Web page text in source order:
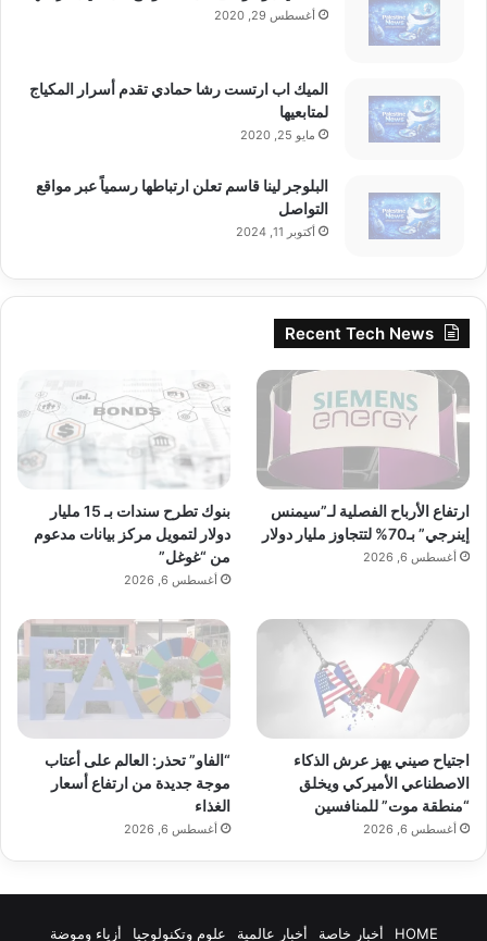
أغسطس 29, 2020
الميك اب ارتست رشا حمادي تقدم أسرار المكياج
لمتابعيها
مايو 25, 2020
البلوجر لينا قاسم تعلن ارتباطها رسمياً عبر مواقع
التواصل
أكتوبر 11, 2024
Recent Tech News
ارتفاع الأرباح الفصلية لـ”سيمنس
إينرجي” بـ70% لتتجاوز مليار دولار
أغسطس 6, 2026
بنوك تطرح سندات بـ 15 مليار
دولار لتمويل مركز بيانات مدعوم
من “غوغل”
أغسطس 6, 2026
اجتياح صيني يهز عرش الذكاء
الاصطناعي الأميركي ويخلق
“منطقة موت” للمنافسين
أغسطس 6, 2026
“الفاو” تحذر: العالم على أعتاب
موجة جديدة من ارتفاع أسعار
الغذاء
أغسطس 6, 2026
HOME أخبار خاصة أخبار عالمية علوم وتكنولوجيا أزياء وموضة